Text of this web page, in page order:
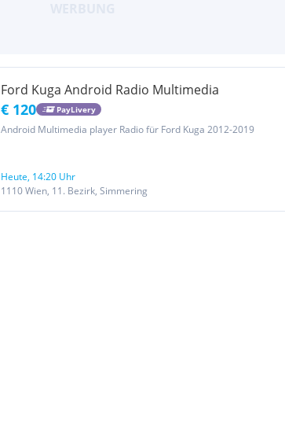
Ford Kuga Android Radio Multimedia
€ 120 PayLivery
Android Multimedia player Radio für Ford Kuga 2012-2019
Heute, 14:20 Uhr
1110 Wien, 11. Bezirk, Simmering